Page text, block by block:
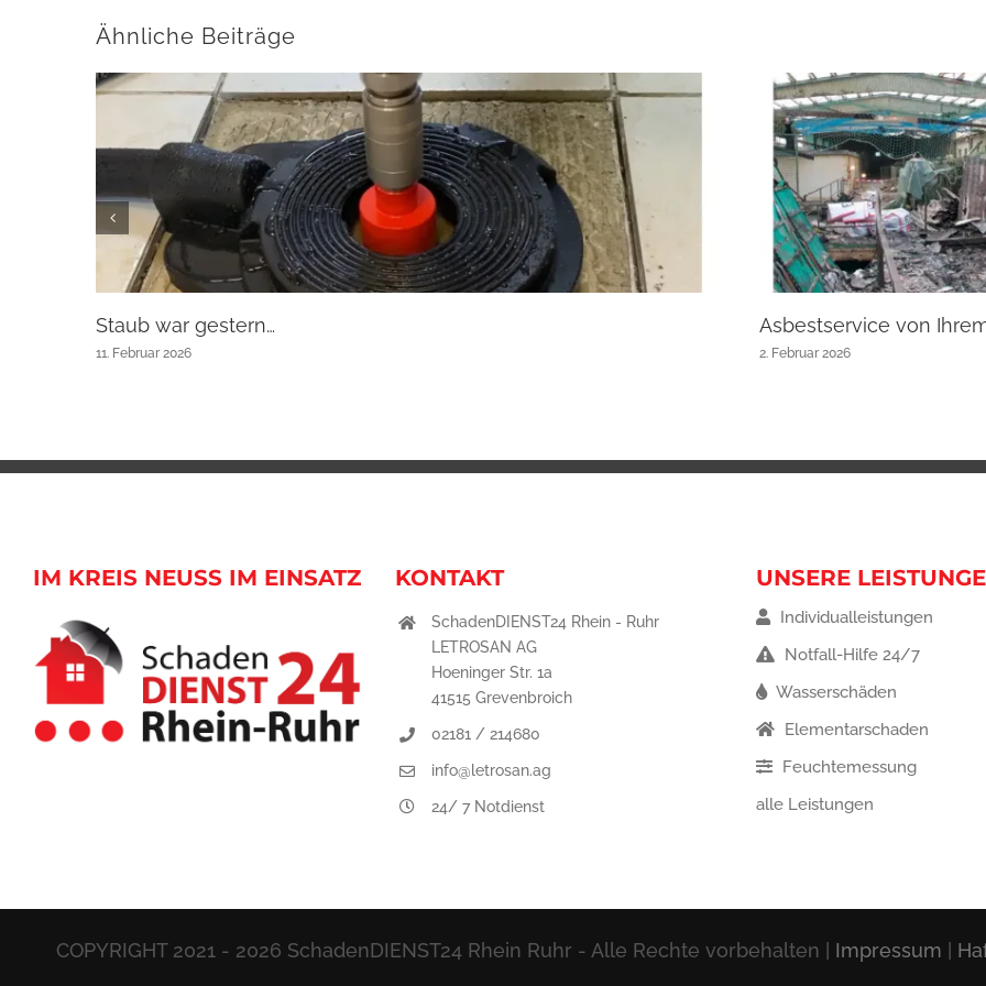
Ähnliche Beiträge
Staub war gestern…
11. Februar 2026
Asbestservice von
2. Februar 2026
IM KREIS NEUSS IM EINSATZ KONTAKT
SchadenDIENST24 Rhein - Ruhr
LETROSAN AG
Hoeninger Str. 1a
41515 Grevenbroich
02181 / 214680
info@letrosan.ag
24/ 7 Notdienst
UNSERE
Individualleistungen
Notfall-Hilfe 24/7
Wasserschäden
Elementarschaden
Feuchtemessung
alle Leistungen
COPYRIGHT 2021 - 2026 SchadenDIENST24 Rhein Ruhr - Alle Rechte vorbehalten | Impressum